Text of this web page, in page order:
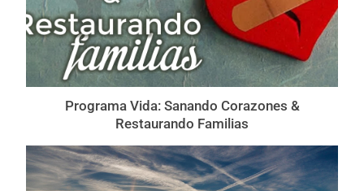
Programa Vida: Sanando Corazones &
Restaurando Familias